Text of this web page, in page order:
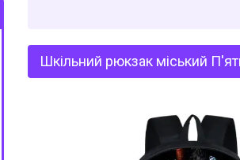
Шкільний рюкзак міський